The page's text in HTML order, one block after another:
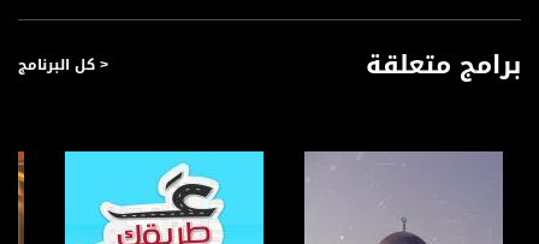
برامج متعلقة < كل البرنامج